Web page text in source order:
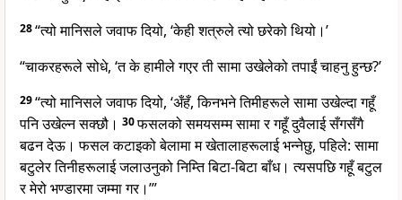
28“त्यो मानिसले जवाफ दियो, ‘केही शत्रुले त्यो छरेको थियो।’
“चाकरहरूले सोधे, ‘त के हामीले गएर ती सामा उखेलेको तपाईं चाहनु हुन्छ?’
29“त्यो मानिसले जवाफ दियो, ‘अँहँ, किनभने तिमीहरूले सामा उखेल्दा गहूँ
पनि उखेल्न सक्छौ। 30फसलको समयसम्म सामा र गहूँ दुवैलाई सँगसँगै
बढन देऊ। फसल कटाइको बेलामा म खेतालाहरूलाई भन्नेछु, पहिले: सामा
बटुलेर तिनीहरूलाई जलाउनुको निम्ति बिटा-बिटा बाँध। त्यसपछि गहूँ बटुल
र मेरो भण्डारमा जम्मा गर।’”